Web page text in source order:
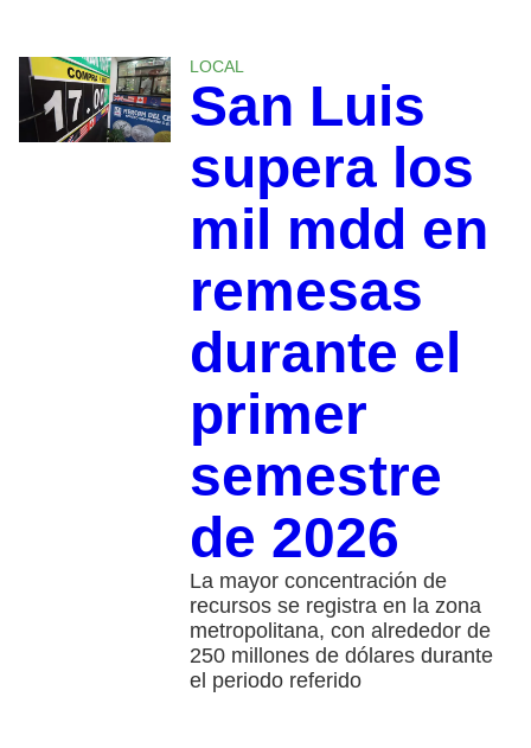
LOCAL
San Luis
supera los
mil mdd en
remesas
durante el
primer
semestre
de 2026
La mayor concentración de
recursos se registra en la zona
metropolitana, con alrededor de
250 millones de dólares durante
el periodo referido